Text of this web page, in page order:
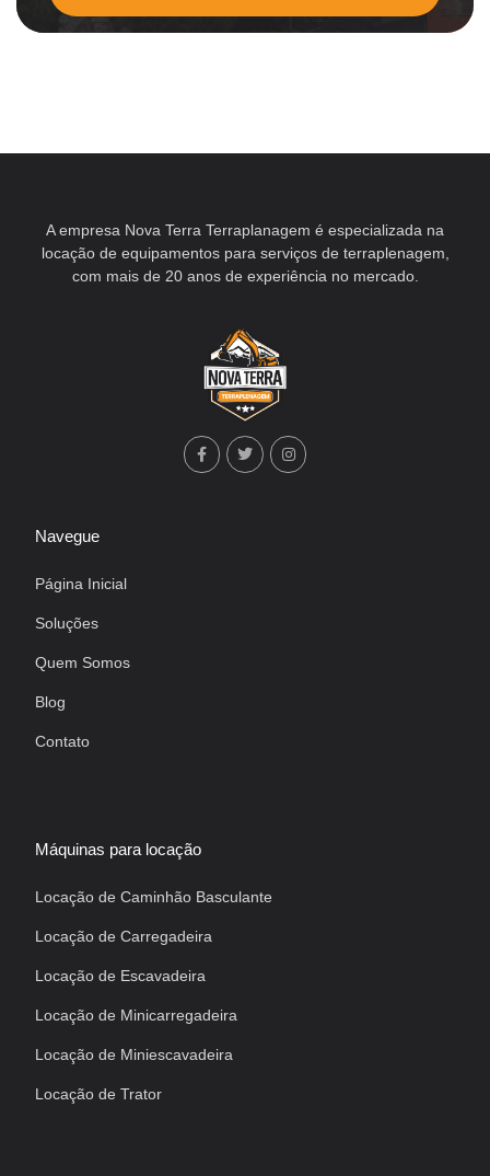
A empresa Nova Terra Terraplanagem é especializada na
locação de equipamentos para serviços de terraplenagem,
com mais de 20 anos de experiência no mercado.
Navegue
Página Inicial
Soluções
Quem Somos
Blog
Contato
Máquinas para locação
Locação de Caminhão Basculante
Locação de Carregadeira
Locação de Escavadeira
Locação de Minicarregadeira
Locação de Miniescavadeira
Locação de Trator